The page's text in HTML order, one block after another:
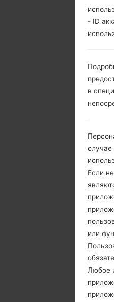
- ID
в
случае
Если
или
Любое